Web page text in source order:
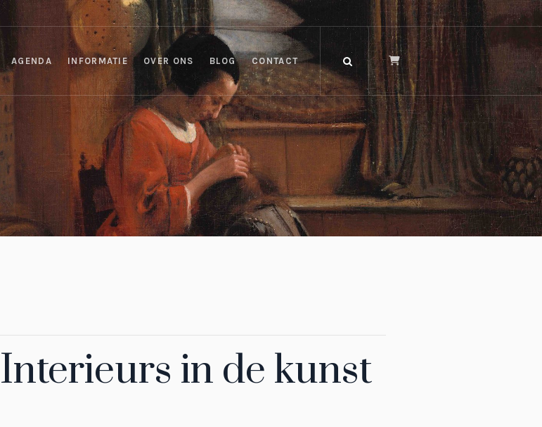
AGENDA INFORMATIE OVER ONS BLOG CONTACT
in de kunst